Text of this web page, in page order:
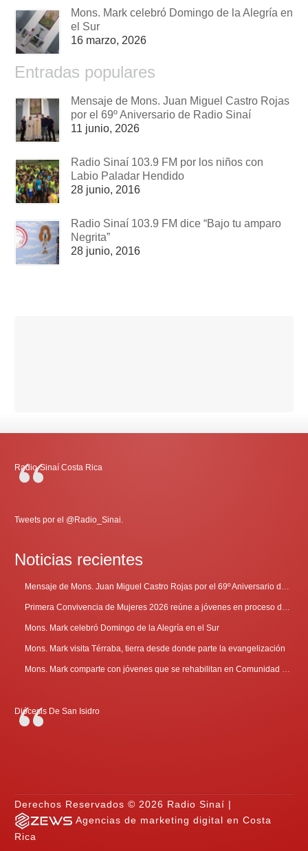
Mons. Mark celebró Domingo de la Alegría en
el Sur
16 marzo, 2026
Entradas populares
Mensaje de Mons. Juan Miguel Castro Rojas
por el 69º Aniversario de Radio Sinaí
11 junio, 2026
Radio Sinaí 103.9 FM por los niños con
Labio Paladar Hendido
28 junio, 2016
Radio Sinaí 103.9 FM dice “Bajo tu amparo
Negrita”
28 junio, 2016
Radio-Sinaí Costa Rica
Tweets por el @Radio_Sinai.
Noticias recientes
Mons. Mark celebró Domingo de la Alegría en el Sur
Mons. Mark visita Térraba, tierra desde donde parte la evangelización
Diócesis De San Isidro
Derechos Reservados © 2026 Radio Sinaí |
Agencias de marketing digital en Costa
Rica